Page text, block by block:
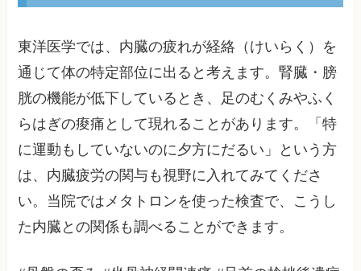
東洋医学では、内臓の疲れが経絡（けいらく）を
通じて体の特定部位に出ると考えます。腎臓・膀
胱の機能が低下しているとき、足のむくみやふく
らはぎの痠痛として現れることがあります。「特
に運動もしていないのに夕方にだるい」という方
は、内臓疲労の関与も視野に入れてみてくださ
い。当院ではメタトロンを使った検査で、こうし
た内臓との関係も調べることができます。